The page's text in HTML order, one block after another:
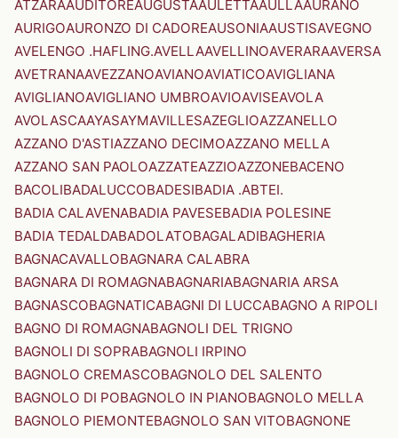
ATZARAAUDITOREAUGUSTAAULETTAAULLAAURANO
AURIGOAURONZO DI CADOREAUSONIAAUSTISAVEGNO
AVELENGO .HAFLING.AVELLAAVELLINOAVERARAAVERSA
AVETRANAAVEZZANOAVIANOAVIATICOAVIGLIANA
AVIGLIANOAVIGLIANO UMBROAVIOAVISEAVOLA
AVOLASCAAYASAYMAVILLESAZEGLIOAZZANELLO
AZZANO D'ASTIAZZANO DECIMOAZZANO MELLA
AZZANO SAN PAOLOAZZATEAZZIOAZZONEBACENO
BACOLIBADALUCCOBADESIBADIA .ABTEI.
BADIA CALAVENABADIA PAVESEBADIA POLESINE
BADIA TEDALDABADOLATOBAGALADIBAGHERIA
BAGNACAVALLOBAGNARA CALABRA
BAGNARA DI ROMAGNABAGNARIABAGNARIA ARSA
BAGNASCOBAGNATICABAGNI DI LUCCABAGNO A RIPOLI
BAGNO DI ROMAGNABAGNOLI DEL TRIGNO
BAGNOLI DI SOPRABAGNOLI IRPINO
BAGNOLO CREMASCOBAGNOLO DEL SALENTO
BAGNOLO DI POBAGNOLO IN PIANOBAGNOLO MELLA
BAGNOLO PIEMONTEBAGNOLO SAN VITOBAGNONE